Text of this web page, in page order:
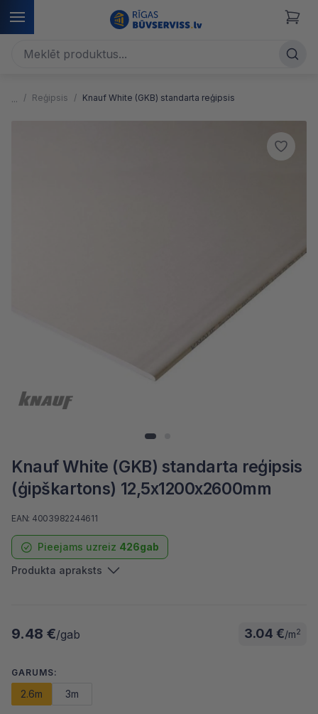
Reģipsis Knauf White (GKB) standarta reģipsis
Knauf White (GKB) standarta reģipsis
(ģipškartons) 12,5x1200x2600mm
Pieejams uzreiz 426gab
EAN: 4003982244611
Produkta apraksts
9.48 €/gab 3.04 €/m2
GARUMS:
2.6m 3m